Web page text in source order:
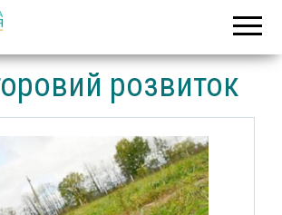
громад
розвиток